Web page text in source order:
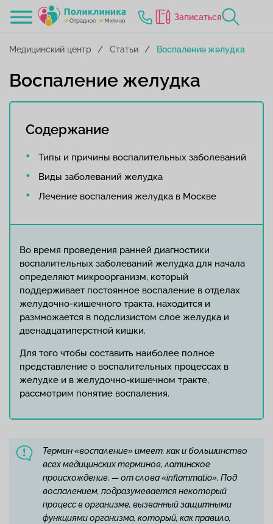
Записаться
Медицинский центр Статьи Воспаление желудка
Воспаление желудка
Содержание
Типы и причины воспалительных заболеваний
Виды заболеваний желудка
Лечение воспаления желудка в Москве
Во время проведения ранней диагностики
воспалительных заболеваний желудка для начала
определяют микроорганизм, который
поддерживает постоянное воспаление в отделах
желудочно-кишечного тракта, находится и
размножается в подслизистом слое желудка и
двенадцатиперстной кишки.
Для того чтобы составить наиболее полное
представление о воспалительных процессах в
желудке и в желудочно-кишечном тракте,
рассмотрим понятие воспаления.
Термин «воспаление» имеет, как и большинство
всех медицинских терминов, латинское
происхождение, — от слова «inflammatio». Под
воспалением, подразумевается некоторый
процесс в организме, вызванный защитными
функциями организма, который, как правило,